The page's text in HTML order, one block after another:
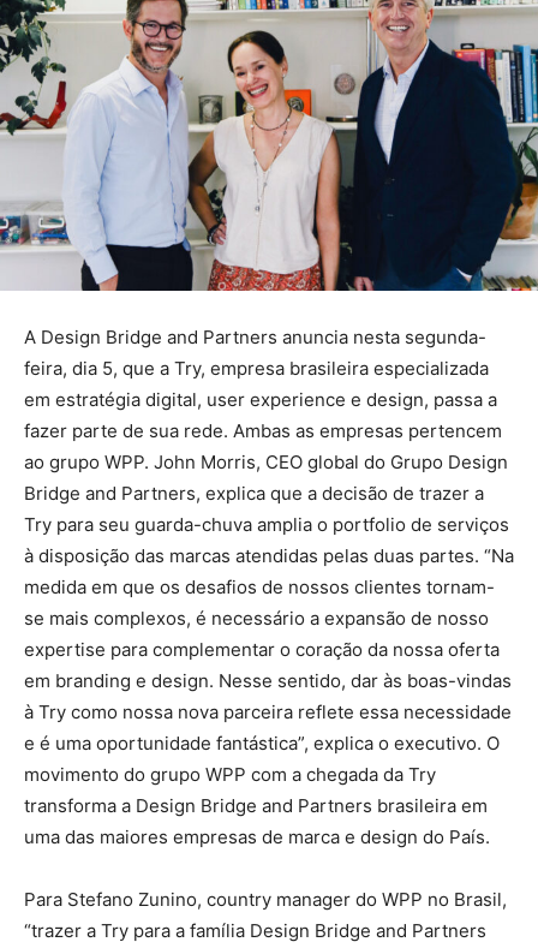
A Design Bridge and Partners anuncia nesta segunda-
feira, dia 5, que a Try, empresa brasileira especializada
em estratégia digital, user experience e design, passa a
fazer parte de sua rede. Ambas as empresas pertencem
ao grupo WPP. John Morris, CEO global do Grupo Design
Bridge and Partners, explica que a decisão de trazer a
Try para seu guarda-chuva amplia o portfolio de serviços
à disposição das marcas atendidas pelas duas partes. “Na
medida em que os desafios de nossos clientes tornam-
se mais complexos, é necessário a expansão de nosso
expertise para complementar o coração da nossa oferta
em branding e design. Nesse sentido, dar às boas-vindas
à Try como nossa nova parceira reflete essa necessidade
e é uma oportunidade fantástica”, explica o executivo. O
movimento do grupo WPP com a chegada da Try
transforma a Design Bridge and Partners brasileira em
uma das maiores empresas de marca e design do País.
Para Stefano Zunino, country manager do WPP no Brasil,
“trazer a Try para a família Design Bridge and Partners